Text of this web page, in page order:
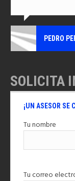
PEDRO
SOLICITA
¡UN ASESOR SE
Tu nombre
Tu correo